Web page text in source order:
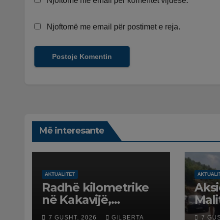
Njoftomë me email për postimet e reja.
Më interesante
AKTUALITET
Radhë kilometrike
në Kakavijë,
qytetarët që
7 GUSHT, 2026 GILBERTA 7